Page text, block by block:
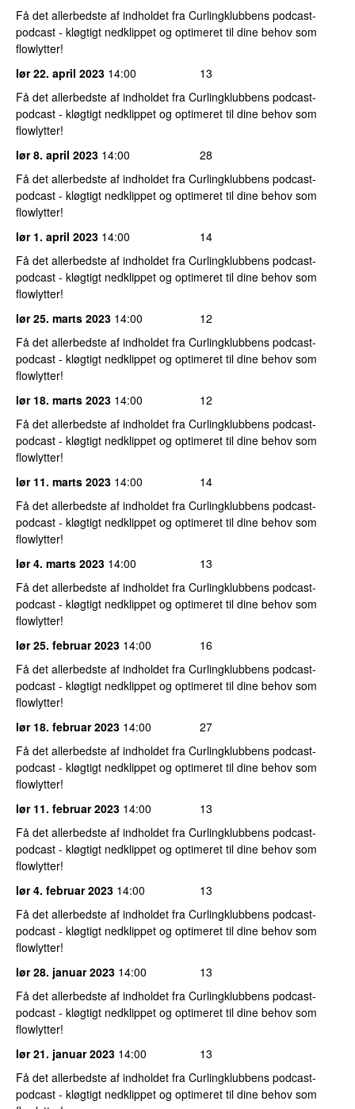
Få det allerbedste af indholdet fra Curlingklubbens podcast-
podcast - kløgtigt nedklippet og optimeret til dine behov som
flowlytter!
lør 22. april 2023 14:00
13
Få det allerbedste af indholdet fra Curlingklubbens podcast-
podcast - kløgtigt nedklippet og optimeret til dine behov som
flowlytter!
lør 8. april 2023 14:00
28
Få det allerbedste af indholdet fra Curlingklubbens podcast-
podcast - kløgtigt nedklippet og optimeret til dine behov som
flowlytter!
lør 1. april 2023 14:00
14
Få det allerbedste af indholdet fra Curlingklubbens podcast-
podcast - kløgtigt nedklippet og optimeret til dine behov som
flowlytter!
lør 25. marts 2023 14:00
12
Få det allerbedste af indholdet fra Curlingklubbens podcast-
podcast - kløgtigt nedklippet og optimeret til dine behov som
flowlytter!
lør 18. marts 2023 14:00
12
Få det allerbedste af indholdet fra Curlingklubbens podcast-
podcast - kløgtigt nedklippet og optimeret til dine behov som
flowlytter!
lør 11. marts 2023 14:00
14
Få det allerbedste af indholdet fra Curlingklubbens podcast-
podcast - kløgtigt nedklippet og optimeret til dine behov som
flowlytter!
lør 4. marts 2023 14:00
13
Få det allerbedste af indholdet fra Curlingklubbens podcast-
podcast - kløgtigt nedklippet og optimeret til dine behov som
flowlytter!
lør 25. februar 2023 14:00
16
Få det allerbedste af indholdet fra Curlingklubbens podcast-
podcast - kløgtigt nedklippet og optimeret til dine behov som
flowlytter!
lør 18. februar 2023 14:00
27
Få det allerbedste af indholdet fra Curlingklubbens podcast-
podcast - kløgtigt nedklippet og optimeret til dine behov som
flowlytter!
lør 11. februar 2023 14:00
13
Få det allerbedste af indholdet fra Curlingklubbens podcast-
podcast - kløgtigt nedklippet og optimeret til dine behov som
flowlytter!
lør 4. februar 2023 14:00
13
Få det allerbedste af indholdet fra Curlingklubbens podcast-
podcast - kløgtigt nedklippet og optimeret til dine behov som
flowlytter!
lør 28. januar 2023 14:00
13
Få det allerbedste af indholdet fra Curlingklubbens podcast-
podcast - kløgtigt nedklippet og optimeret til dine behov som
flowlytter!
lør 21. januar 2023 14:00
13
Få det allerbedste af indholdet fra Curlingklubbens podcast-
podcast - kløgtigt nedklippet og optimeret til dine behov som